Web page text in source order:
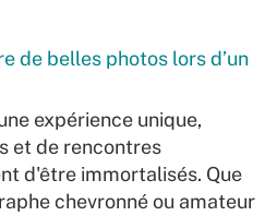
de belles photos lors d’un
expérience unique,
et de rencontres
d'être immortalisés. Que
chevronné ou amateur